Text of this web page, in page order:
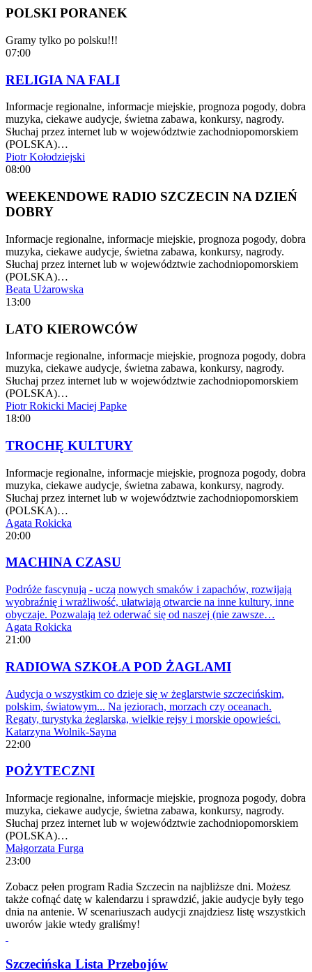
POLSKI PORANEK
Gramy tylko po polsku!!!
07:00
RELIGIA NA FALI
Informacje regionalne, informacje miejskie, prognoza pogody, dobra
muzyka, ciekawe audycje, świetna zabawa, konkursy, nagrody.
Słuchaj przez internet lub w województwie zachodniopomorskiem
(POLSKA)…
Piotr Kołodziejski
08:00
WEEKENDOWE RADIO SZCZECIN NA DZIEŃ
DOBRY
Informacje regionalne, informacje miejskie, prognoza pogody, dobra
muzyka, ciekawe audycje, świetna zabawa, konkursy, nagrody.
Słuchaj przez internet lub w województwie zachodniopomorskiem
(POLSKA)…
Beata Użarowska
13:00
LATO KIEROWCÓW
Informacje regionalne, informacje miejskie, prognoza pogody, dobra
muzyka, ciekawe audycje, świetna zabawa, konkursy, nagrody.
Słuchaj przez internet lub w województwie zachodniopomorskiem
(POLSKA)…
Piotr Rokicki Maciej Papke
18:00
TROCHĘ KULTURY
Informacje regionalne, informacje miejskie, prognoza pogody, dobra
muzyka, ciekawe audycje, świetna zabawa, konkursy, nagrody.
Słuchaj przez internet lub w województwie zachodniopomorskiem
(POLSKA)…
Agata Rokicka
20:00
MACHINA CZASU
Podróże fascynują - uczą nowych smaków i zapachów, rozwijają
wyobraźnię i wrażliwość, ułatwiają otwarcie na inne kultury, inne
obyczaje. Pozwalają też oderwać się od naszej (nie zawsze…
Agata Rokicka
21:00
RADIOWA SZKOŁA POD ŻAGLAMI
Audycja o wszystkim co dzieje się w żeglarstwie szczecińskim,
polskim, światowym... Na jeziorach, morzach czy oceanach.
Regaty, turystyka żeglarska, wielkie rejsy i morskie opowieści.
Katarzyna Wolnik-Sayna
22:00
POŻYTECZNI
Informacje regionalne, informacje miejskie, prognoza pogody, dobra
muzyka, ciekawe audycje, świetna zabawa, konkursy, nagrody.
Słuchaj przez internet lub w województwie zachodniopomorskiem
(POLSKA)…
Małgorzata Furga
23:00
Zobacz pełen program Radia Szczecin na najbliższe dni. Możesz
także cofnąć datę w kalendarzu i sprawdzić, jakie audycje były tego
dnia na antenie. W scenariuszach audycji znajdziesz listę wszystkich
uworów jakie wtedy graliśmy!
Szczecińska Lista Przebojów